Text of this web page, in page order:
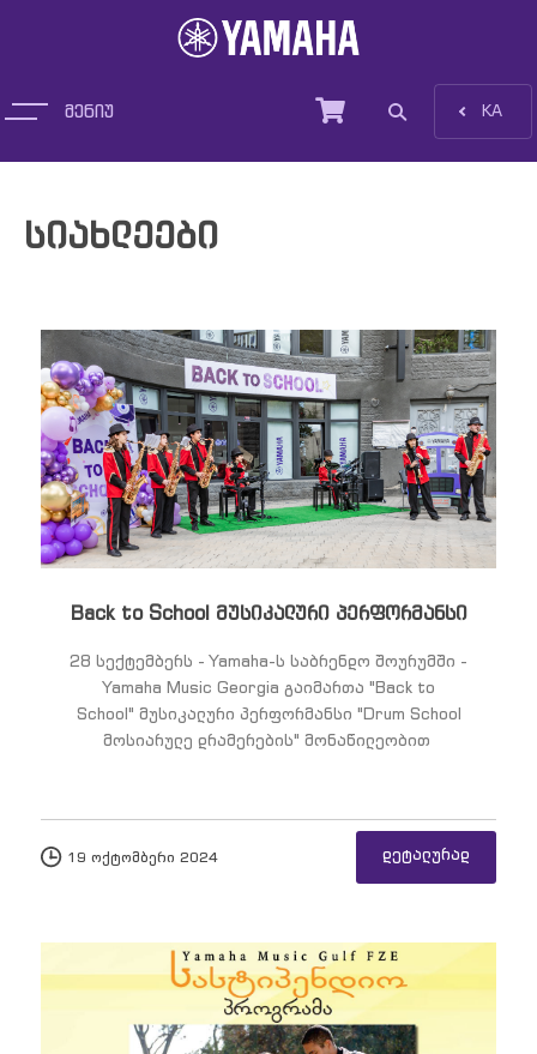
მენიუ KA
დახმარება და ტრეინინგი
სერვისები
ჩვენ შესახებ
კალათა
კონტაქტი
სიახლეები
Back to School მუსიკალური პერფორმანსი
28 სექტემბერს - Yamaha-ს საბრენდო შოურუმში -
Yamaha Music Georgia გაიმართა "Back to
School" მუსიკალური პერფორმანსი "Drum School
მოსიარულე დრამერების" მონაწილეობით
19 ოქტომბერი 2024 დეტალურად